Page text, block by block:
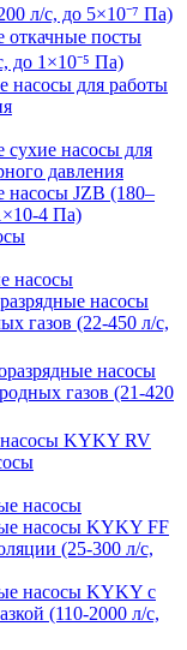
л/с, до 5×10⁻⁷ Па)
откачные посты
до 1×10⁻⁵ Па)
насосы для работы
насосы для
давления
JZB (180–
4 Па)
насосы
насосы
газов (22-450 л/с,
насосы
газов (21-420
насосы KYKY RV
насосы
насосы KYKY FF
(25-300 л/с,
насосы KYKY с
(110-2000 л/с,